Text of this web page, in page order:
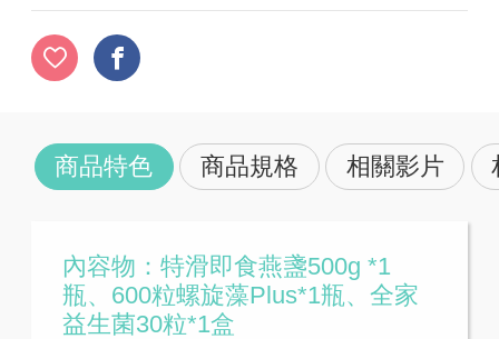
商品特色 商品規格 相關影片
內容物：特滑即食燕盞500g *1
瓶、600粒螺旋藻Plus*1瓶、全家
益生菌30粒*1盒